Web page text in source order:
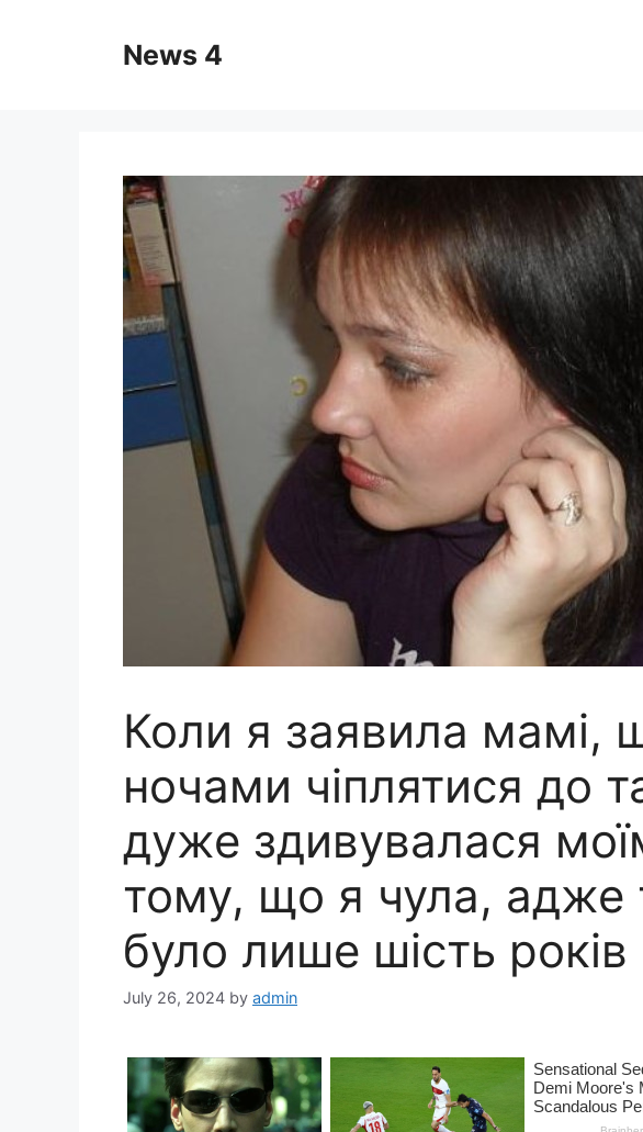
News 4
Коли я заявила мамі,
ночами чіплятися до
дуже здивувалася
тому, що я чула, адже
було лише шість років
July 26, 2024 by admin